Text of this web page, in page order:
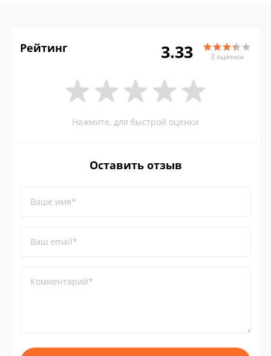
Рейтинг 3.33 3 оценки
Нажмите, для быстрой оценки
Оставить отзыв
Ваше имя*
Ваш email*
Комментарий*